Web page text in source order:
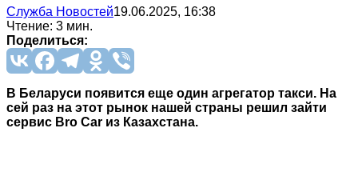
Служба Новостей19.06.2025, 16:38
Чтение: 3 мин.
Поделиться:
В Беларуси появится еще один агрегатор такси. На
сей раз на этот рынок нашей страны решил зайти
сервис Bro Car из Казахстана.